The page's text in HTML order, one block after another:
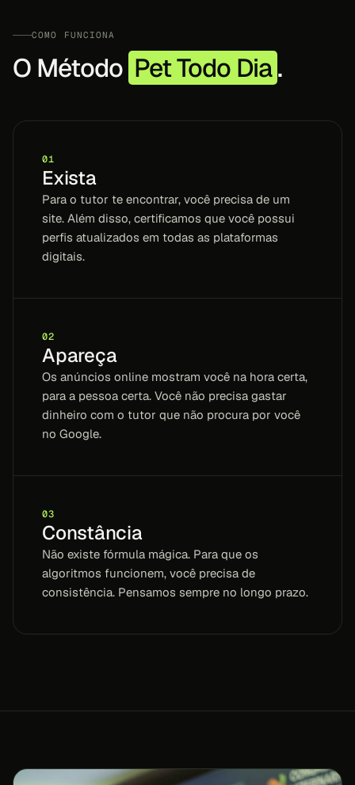
COMO FUNCIONA
O Método Pet Todo Dia.
01
Exista
Para o tutor te encontrar, você precisa de um
site. Além disso, certificamos que você possui
perfis atualizados em todas as plataformas
digitais.
02
Apareça
Os anúncios online mostram você na hora certa,
para a pessoa certa. Você não precisa gastar
dinheiro com o tutor que não procura por você
no Google.
03
Constância
Não existe fórmula mágica. Para que os
algoritmos funcionem, você precisa de
consistência. Pensamos sempre no longo prazo.